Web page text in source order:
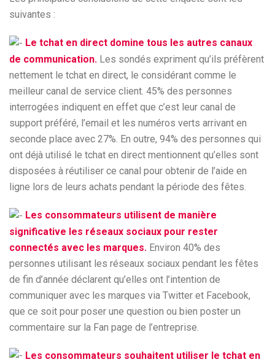
suivantes :
Le tchat en direct domine tous les autres canaux
de communication. Les sondés expriment qu’ils préfèrent
nettement le tchat en direct, le considérant comme le
meilleur canal de service client. 45% des personnes
interrogées indiquent en effet que c’est leur canal de
support préféré, l’email et les numéros verts arrivant en
seconde place avec 27%. En outre, 94% des personnes qui
ont déjà utilisé le tchat en direct mentionnent qu’elles sont
disposées à réutiliser ce canal pour obtenir de l’aide en
ligne lors de leurs achats pendant la période des fêtes.
Les consommateurs utilisent de manière
significative les réseaux sociaux pour rester
connectés avec les marques. Environ 40% des
personnes utilisant les réseaux sociaux pendant les fêtes
de fin d’année déclarent qu’elles ont l’intention de
communiquer avec les marques via Twitter et Facebook,
que ce soit pour poser une question ou bien poster un
commentaire sur la Fan page de l’entreprise.
Les consommateurs souhaitent utiliser le tchat en